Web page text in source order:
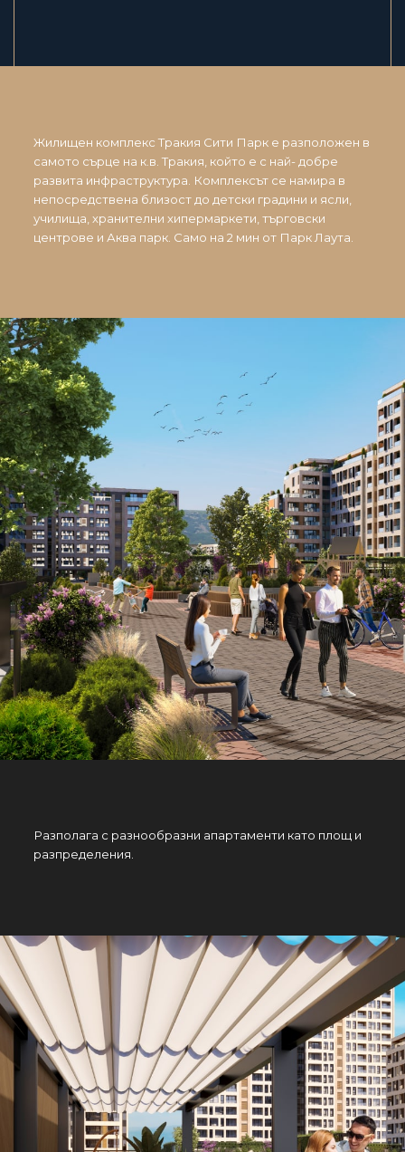
Жилищен комплекс Тракия Сити Парк е разположен в
самото сърце на к.в. Тракия, който е с най- добре
развита инфраструктура. Комплексът се намира в
непосредствена близост до детски градини и ясли,
училища, хранителни хипермаркети, търговски
центрове и Аква парк. Само на 2 мин от Парк Лаута.
Разполага с разнообразни апартаменти като площ и
разпределения.